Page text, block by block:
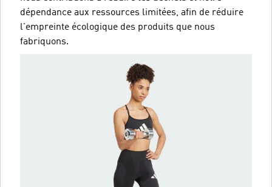
dépendance aux ressources limitées, afin de réduire
l'empreinte écologique des produits que nous
fabriquons.